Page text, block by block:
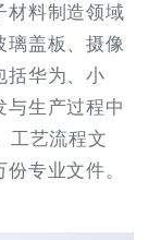
材料制造领域
璃盖板、摄像
括华为、小
与生产过程中
工艺流程文
专业文件。